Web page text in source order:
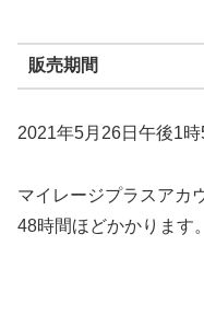
販売期間
2021年5月26日午後1時
マイレージプラスアカ
48時間ほどかかります。